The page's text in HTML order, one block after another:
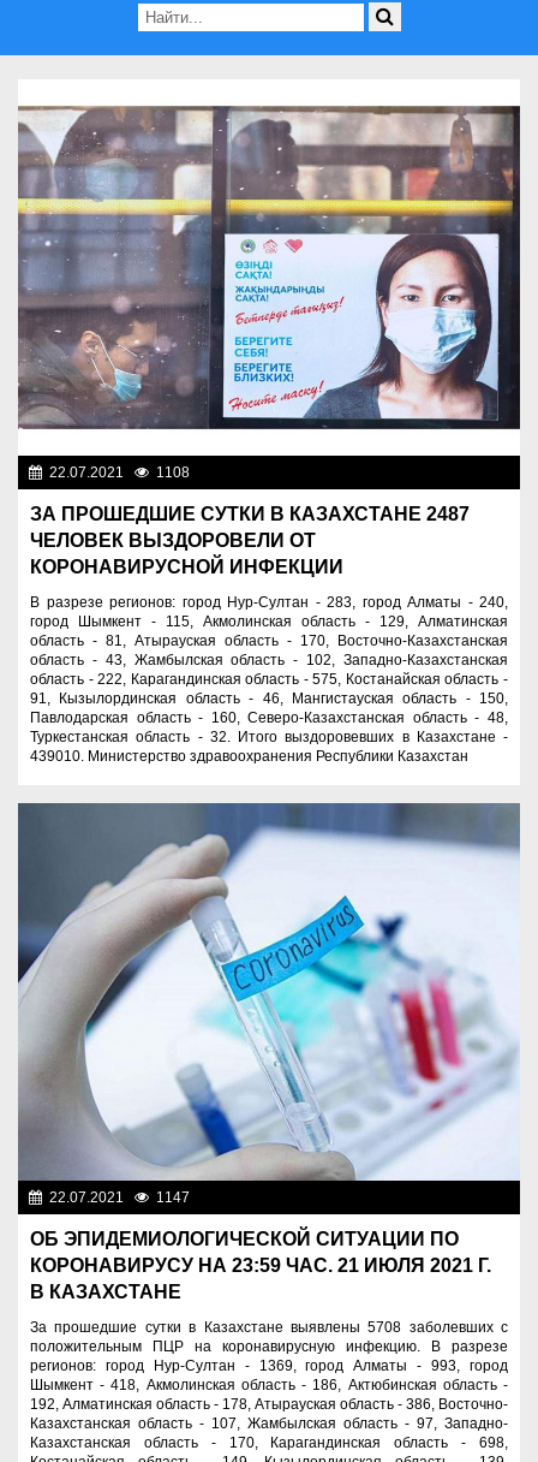
22.07.2021 1108
ЗА ПРОШЕДШИЕ СУТКИ В КАЗАХСТАНЕ 2487
ЧЕЛОВЕК ВЫЗДОРОВЕЛИ ОТ
КОРОНАВИРУСНОЙ ИНФЕКЦИИ
В разрезе регионов: город Нур-Султан - 283, город Алматы - 240,
город Шымкент - 115, Акмолинская область - 129, Алматинская
область - 81, Атырауская область - 170, Восточно-Казахстанская
область - 43, Жамбылская область - 102, Западно-Казахстанская
область - 222, Карагандинская область - 575, Костанайская область -
91, Кызылординская область - 46, Мангистауская область - 150,
Павлодарская область - 160, Северо-Казахстанская область - 48,
Туркестанская область - 32. Итого выздоровевших в Казахстане -
439010. Министерство здравоохранения Республики Казахстан
22.07.2021 1147
ОБ ЭПИДЕМИОЛОГИЧЕСКОЙ СИТУАЦИИ ПО
КОРОНАВИРУСУ НА 23:59 ЧАС. 21 ИЮЛЯ 2021 Г.
В КАЗАХСТАНЕ
За прошедшие сутки в Казахстане выявлены 5708 заболевших с
положительным ПЦР на коронавирусную инфекцию. В разрезе
регионов: город Нур-Султан - 1369, город Алматы - 993, город
Шымкент - 418, Акмолинская область - 186, Актюбинская область -
192, Алматинская область - 178, Атырауская область - 386, Восточно-
Казахстанская область - 107, Жамбылская область - 97, Западно-
Казахстанская область - 170, Карагандинская область - 698,